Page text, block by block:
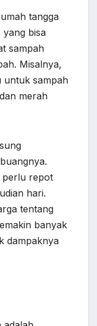
tangga
yang bisa
sampah
Misalnya,
untuk sampah
merah
perlu repot
hari.
tentang
banyak
dampaknya